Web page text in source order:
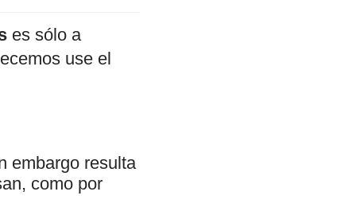
es sólo a
use el
embargo resulta
como por